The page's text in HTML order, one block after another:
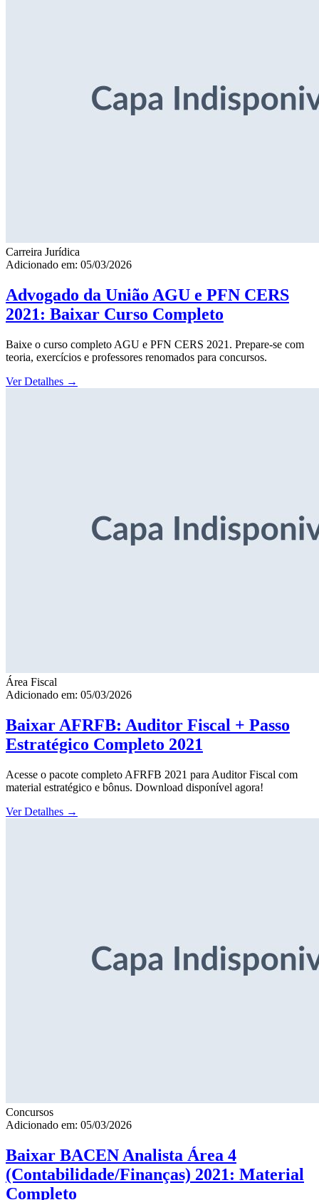
Carreira Jurídica
Adicionado em: 05/03/2026
Advogado da União AGU e PFN CERS
2021: Baixar Curso Completo
Baixe o curso completo AGU e PFN CERS 2021. Prepare-se com
teoria, exercícios e professores renomados para concursos.
Ver Detalhes →
Área Fiscal
Adicionado em: 05/03/2026
Baixar AFRFB: Auditor Fiscal + Passo
Estratégico Completo 2021
Acesse o pacote completo AFRFB 2021 para Auditor Fiscal com
material estratégico e bônus. Download disponível agora!
Ver Detalhes →
Concursos
Adicionado em: 05/03/2026
Baixar BACEN Analista Área 4
(Contabilidade/Finanças) 2021: Material
Completo